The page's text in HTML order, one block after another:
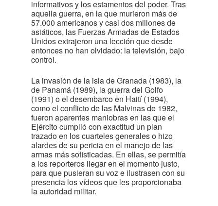
informativos y los estamentos del poder. Tras
aquella guerra, en la que murieron más de
57.000 americanos y casi dos millones de
asiáticos, las Fuerzas Armadas de Estados
Unidos extrajeron una lección que desde
entonces no han olvidado: la televisión, bajo
control.
La invasión de la isla de Granada (1983), la
de Panamá (1989), la guerra del Golfo
(1991) o el desembarco en Haití (1994),
como el conflicto de las Malvinas de 1982,
fueron aparentes maniobras en las que el
Ejército cumplió con exactitud un plan
trazado en los cuarteles generales o hizo
alardes de su pericia en el manejo de las
armas más sofisticadas. En ellas, se permitía
a los reporteros llegar en el momento justo,
para que pusieran su voz e ilustrasen con su
presencia los vídeos que les proporcionaba
la autoridad militar.